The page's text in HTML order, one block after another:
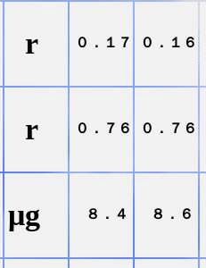
r ０．１７ ０．１６
r ０．７６ ０．７６
μg ８．４ ８．６